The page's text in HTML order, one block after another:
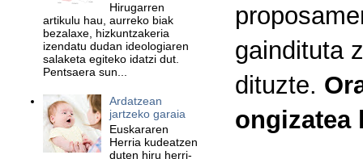
gaindituta
dituzte.
ongizatea
Hirugarren
artikulu hau, aurreko biak
bezalaxe, hizkuntzakeria
izendatu dudan ideologiaren
salaketa egiteko idatzi dut.
Pentsaera sun...
Ardatzean
jartzeko garaia
Euskararen
Herria kudeatzen
duten hiru herri-